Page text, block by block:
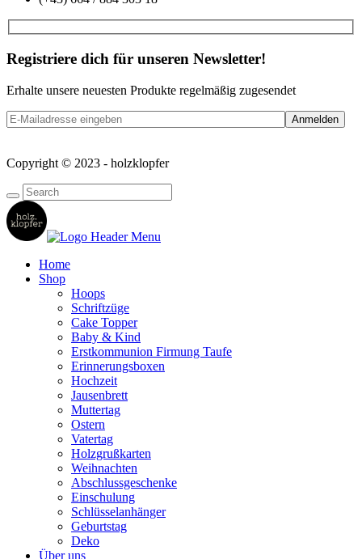
Registriere dich für unseren Newsletter!
Erhalte unsere neuesten Produkte regelmäßig zugesendet
Copyright © 2023 - holzklopfer
Home
Shop
Hoops
Schriftzüge
Cake Topper
Baby & Kind
Erstkommunion Firmung Taufe
Erinnerungsboxen
Hochzeit
Jausenbrett
Muttertag
Ostern
Vatertag
Holzgrußkarten
Weihnachten
Abschlussgeschenke
Einschulung
Schlüsselanhänger
Geburtstag
Deko
Über uns